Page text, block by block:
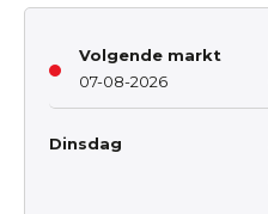
Volgende markt
07-08-2026
Dinsdag